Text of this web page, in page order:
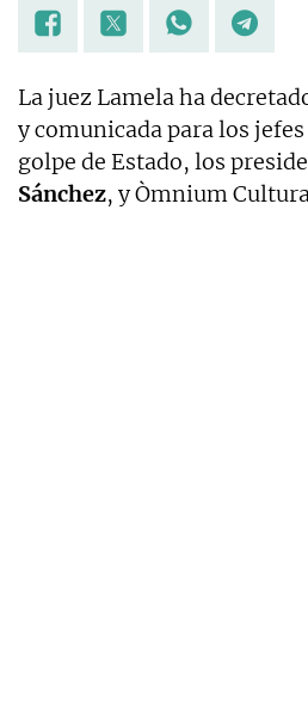
La juez Lamela ha
y comunicada para los
golpe de Estado, los
Sánchez, y Òmnium